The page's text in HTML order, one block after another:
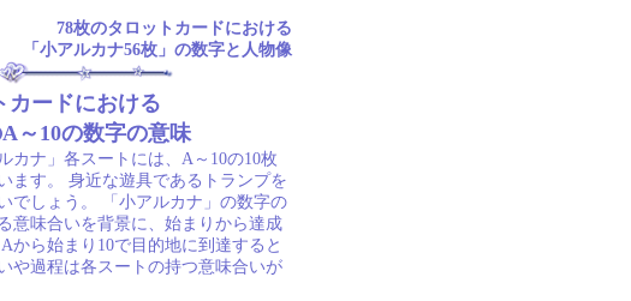
78枚のタロットカードにおける
「小アルカナ56枚」の数字と人物像
カードにおける
～10の数字の意味
カナ」各スートには、A～10の10枚
ます。 身近な遊具であるトランプを
でしょう。 「小アルカナ」の数字の
意味合いを背景に、始まりから達成
から始まり10で目的地に到達すると
や過程は各スートの持つ意味合いが